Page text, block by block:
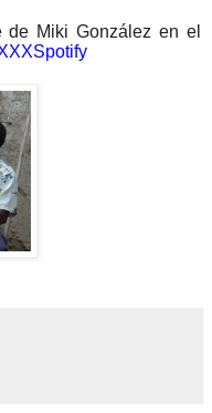
de Miki González en el